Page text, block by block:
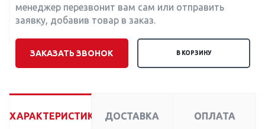
менеджер перезвонит вам сам или отправить
заявку, добавив товар в заказ.
ЗАКАЗАТЬ ЗВОНОК В КОРЗИНУ
ХАРАКТЕРИСТИКИ ДОСТАВКА ОПЛАТА